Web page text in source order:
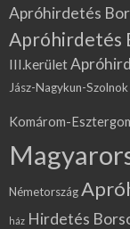
Apróhirdetés
Apróhirdetés
III.kerület
Jász-Nagykun-
Komárom-
Németország
ház Hirdetés